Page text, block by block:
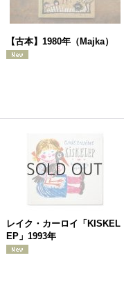
【古本】1980年（Majka）
レイク・カーロイ「KISKEL
EP」1993年